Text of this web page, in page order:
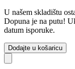
U našem skladištu
Dopuna je na putu!
datum isporuke.
Dodajte u košaricu